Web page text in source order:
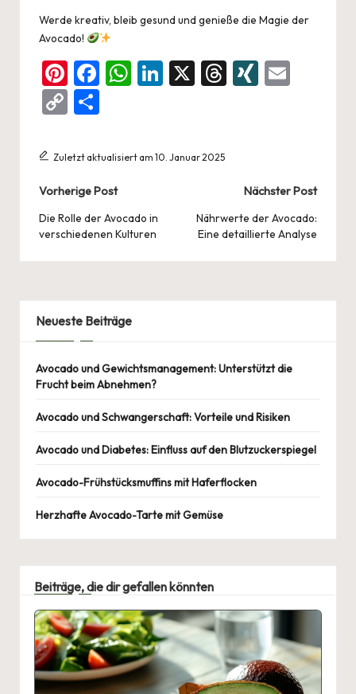
Werde kreativ, bleib gesund und genieße die Magie der
Avocado!
Pi
nt
er
es
F
e
o
o
W
s
p
Li
dI
X
T
XI
C
p
y
Li
n
k
n
Zuletzt aktualisiert am 10. Januar 2025
Post
navigation
Vorherige Post
Die Rolle der Avocado in
verschiedenen Kulturen
Nächster Post
Nährwerte der Avocado:
Eine detaillierte Analyse
Neueste Beiträge
Avocado und Gewichtsmanagement: Unterstützt die
Frucht beim Abnehmen?
Avocado und Schwangerschaft: Vorteile und Risiken
Avocado und Diabetes: Einfluss auf den Blutzuckerspiegel
Avocado-Frühstücksmuffins mit Haferflocken
Herzhafte Avocado-Tarte mit Gemüse
Beiträge, die dir gefallen könnten